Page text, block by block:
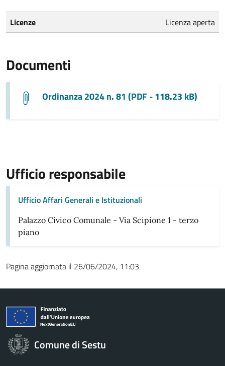
Licenze Licenza aperta
Documenti
Ordinanza 2024 n. 81 (PDF - 118.23 kB)
Ufficio responsabile
Ufficio Affari Generali e Istituzionali
Palazzo Civico Comunale - Via Scipione 1 - terzo
piano
Pagina aggiornata il 26/06/2024, 11:03
Comune di Sestu